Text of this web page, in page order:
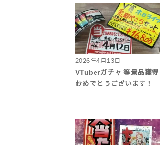
2026年4月13日
VTuberガチャ 等景品獲得
おめでとうございます！